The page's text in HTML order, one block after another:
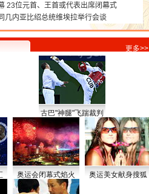
更多>>
古巴"神腿"飞踹裁判
奥运会闭幕式焰火 奥运美女献身搜狐